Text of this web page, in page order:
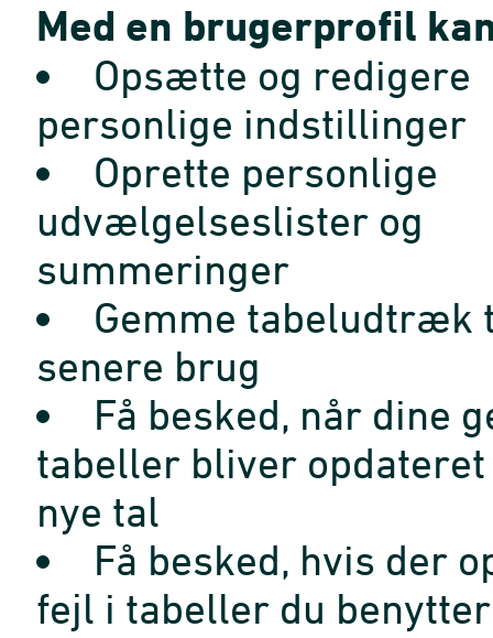
Med en brugerprofil
Opsætte og redigere
personlige indstillinger
Oprette personlige
udvælgelseslister og
summeringer
Gemme tabeludtræk
senere brug
Få besked, når dine
tabeller bliver opdateret
nye tal
Få besked, hvis der
fejl i tabeller du benytter